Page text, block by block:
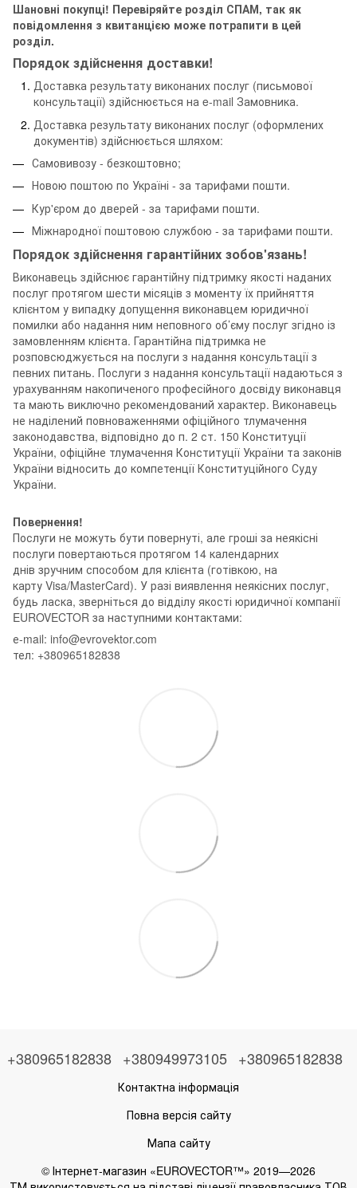
Шановні покупці! Перевіряйте розділ СПАМ, так як
повідомлення з квитанцією може потрапити в цей
розділ.
Порядок здійснення доставки!
Доставка результату виконаних послуг (письмової
консультації) здійснюється на e-mail Замовника.
Доставка результату виконаних послуг (оформлених
документів) здійснюється шляхом:
Самовивозу - безкоштовно;
Новою поштою по Україні - за тарифами пошти.
Кур'єром до дверей - за тарифами пошти.
Міжнародної поштовою службою - за тарифами пошти.
Порядок здійснення гарантійних зобов'язань!
Виконавець здійснює гарантійну підтримку якості наданих
послуг протягом шести місяців з моменту їх прийняття
клієнтом у випадку допущення виконавцем юридичної
помилки або надання ним неповного об’єму послуг згідно із
замовленням клієнта. Гарантійна підтримка не
розповсюджується на послуги з надання консультації з
певних питань. Послуги з надання консультації надаються з
урахуванням накопиченого професійного досвіду виконавця
та мають виключно рекомендований характер. Виконавець
не наділений повноваженнями офіційного тлумачення
законодавства, відповідно до п. 2 ст. 150 Конституції
України, офіційне тлумачення Конституції України та законів
України відносить до компетенції Конституційного Суду
України.
Повернення!
Послуги не можуть бути повернуті, але гроші за неякісні
послуги повертаються протягом 14 календарних
днів зручним способом для клієнта (готівкою, на
карту Visa/MasterCard). У разі виявлення неякісних послуг,
будь ласка, зверніться до відділу якості юридичної компанії
EUROVECTOR за наступними контактами:
е-mail: info@evrovektor.com
тел: +380965182838
+380965182838 +380949973105 +380965182838
Контактна інформація
Повна версія сайту
Мапа сайту
© Інтернет-магазин «EUROVECTOR™» 2019—2026